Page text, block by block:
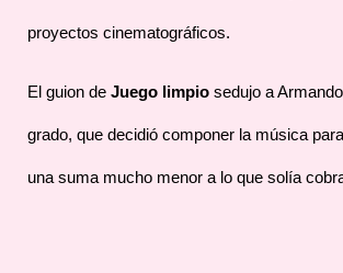
proyectos cinematográficos.
El guion de Juego limpio sedujo a
grado, que decidió componer la música
una suma mucho menor a lo que solía